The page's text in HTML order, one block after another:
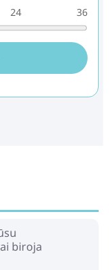
24 36
biroja